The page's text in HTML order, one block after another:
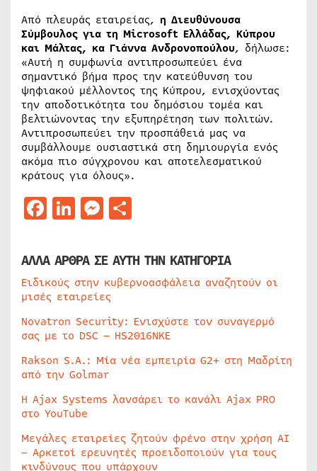
Από πλευράς εταιρείας, η Διευθύνουσα
Σύμβουλος για τη Microsoft Ελλάδας, Κύπρου
και Μάλτας, κα Γιάννα Ανδρονοπούλου, δήλωσε:
«Αυτή η συμφωνία αντιπροσωπεύει ένα
σημαντικό βήμα προς την κατεύθυνση του
ψηφιακού μέλλοντος της Κύπρου, ενισχύοντας
την αποδοτικότητα του δημόσιου τομέα και
βελτιώνοντας την εξυπηρέτηση των πολιτών.
Αντιπροσωπεύει την προσπάθειά μας να
συμβάλλουμε ουσιαστικά στη δημιουργία ενός
ακόμα πιο σύγχρονου και αποτελεσματικού
κράτους για όλους».
Facebook
LinkedIn
Messenger
ΑΛΛΑ ΑΡΘΡΑ ΣΕ ΑΥΤΗ ΤΗΝ ΚΑΤΗΓΟΡΙΑ
Ειδικούς στην κυβερνοασφάλεια αναζητούν οι
μισές εταιρείες
Novatron Security: Ενισχύστε τον συναγερμό
σας με το DSC – HS2016NKE
Rakson S.A.: Μία νέα εμπειρία G2+ στη Μαδρίτη
από την Golmar
Η Ajax Systems λανσάρει το κανάλι Ajax PRO
στο YouTube
Μεγάλες εταιρείες ζητούν φρένο στην χρήση AI
– Αρκετοί ερευνητές προειδοποιούν για τους
κινδύνους που υπάρχουν